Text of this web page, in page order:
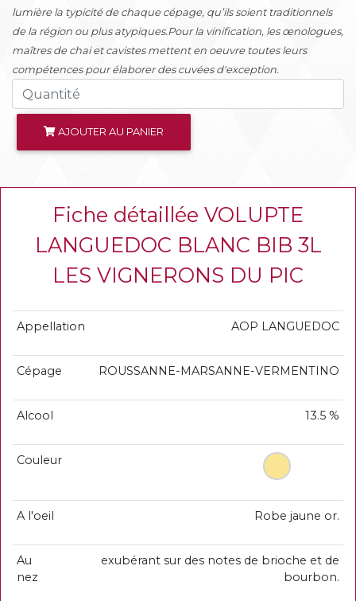
lumière la typicité de chaque cépage, qu’ils soient traditionnels
de la région ou plus atypiques.Pour la vinification, les œnologues,
maîtres de chai et cavistes mettent en oeuvre toutes leurs
compétences pour élaborer des cuvées d'exception.
AJOUTER AU PANIER
Fiche détaillée VOLUPTE
LANGUEDOC BLANC BIB 3L
LES VIGNERONS DU PIC
Appellation AOP LANGUEDOC
Cépage ROUSSANNE-MARSANNE-VERMENTINO
Alcool 13.5 %
Couleur
A l'oeil Robe jaune or.
Au
nez
exubérant sur des notes de brioche et de
bourbon.